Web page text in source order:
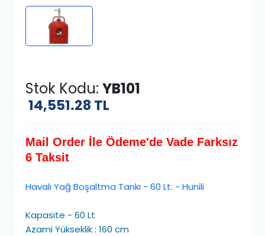
Stok Kodu:YB101
14,551.28 TL
Mail Order İle Ödeme'de Vade Farksız
6 Taksit
Havalı Yağ Boşaltma Tankı - 60 Lt. - Hunili
Kapasite - 60 Lt
Azami Yükseklik : 160 cm